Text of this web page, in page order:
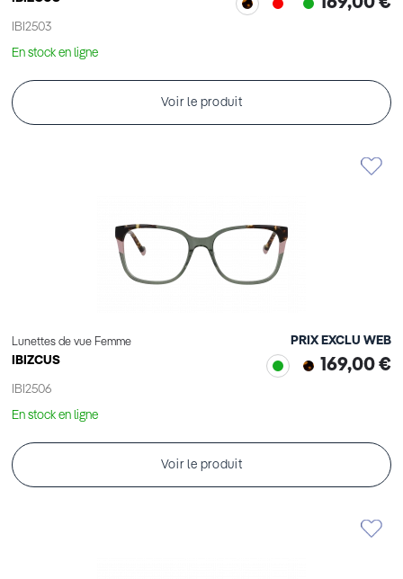
IBI2503
En stock en ligne
Voir le produit
Lunettes de vue Femme
IBIZCUS
IBI2506
PRIX EXCLU WEB
169,00 €
En stock en ligne
Voir le produit